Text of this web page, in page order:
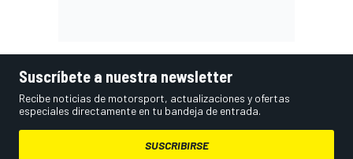
Suscríbete a nuestra newsletter
Recibe noticias de motorsport, actualizaciones y ofertas
especiales directamente en tu bandeja de entrada.
SUSCRIBIRSE